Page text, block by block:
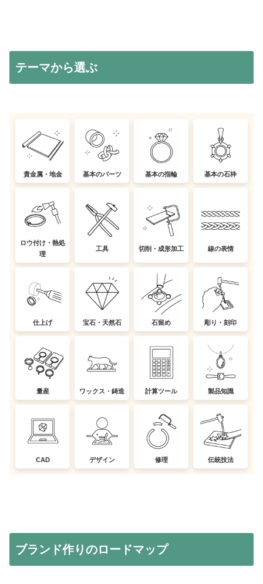
テーマから選ぶ
貴金属・地金 基本のパーツ 基本の指輪 基本の石枠
ロウ付け・熱処
理
工具 切削・成形加工 線の表情
仕上げ 宝石・天然石 石留め 彫り・刻印
量産 ワックス・鋳造 計算ツール 製品知識
CAD デザイン 修理 伝統技法
ブランド作りのロードマップ